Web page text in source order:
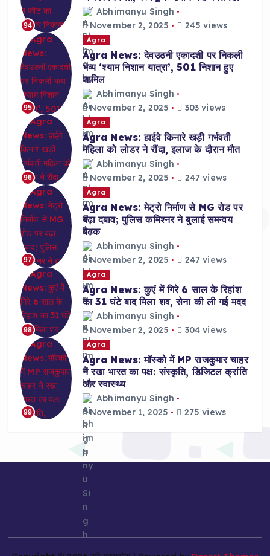
94
Abhimanyu Singh
November 2, 2025
245 views
95
Agra
Agra News: देवउठनी एकादशी पर निकली
भव्य ‘श्याम निशान यात्रा’, 501 निशान हुए
शामिल
Abhimanyu Singh
November 2, 2025
303 views
96
Agra
Agra News: हाईवे किनारे खड़ी गर्भवती
महिला को लोडर ने रौंदा, इलाज के दौरान मौत
Abhimanyu Singh
November 2, 2025
247 views
97
Agra
Agra News: मेट्रो निर्माण से MG रोड पर
बढ़ा दबाव; पुलिस कमिश्नर ने बुलाई समन्वय
बैठक
Abhimanyu Singh
November 2, 2025
247 views
98
Agra
Agra News: कुएं में गिरे 6 साल के रिहांश
का 31 घंटे बाद मिला शव, सेना की ली गई मदद
Abhimanyu Singh
November 2, 2025
304 views
99
Agra
Agra News: मॉस्को में MP राजकुमार चाहर
ने रखा भारत का पक्ष: संस्कृति, डिजिटल क्रांति
और स्वास्थ्य
Abhimanyu Singh
November 1, 2025
275 views